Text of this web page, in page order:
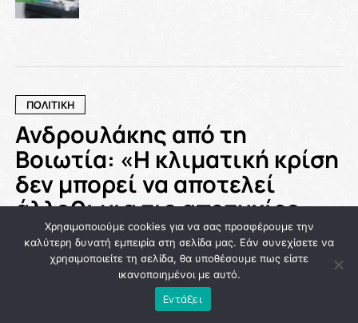
ΠΟΛΙΤΙΚΗ
Ανδρουλάκης από τη
Βοιωτία: «Η κλιματική κρίση
δεν μπορεί να αποτελεί
άλλοθι για τις αποτυχίες
του κράτους»
Published 1 ημέρα ago on
04/08/2026
Χρησιμοποιούμε cookies για να σας προσφέρουμε την
καλύτερη δυνατή εμπειρία στη σελίδα μας. Εάν συνεχίσετε να
χρησιμοποιείτε τη σελίδα, θα υποθέσουμε πως είστε
ικανοποιημένοι με αυτό.
Εντάξει